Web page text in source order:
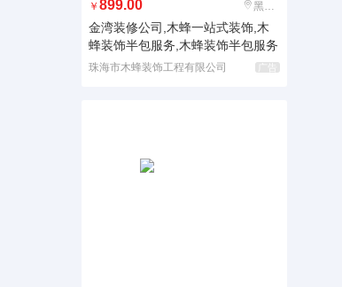
￥ 899.00 黑龙江
金湾装修公司,木蜂一站式装饰,木
蜂装饰半包服务,木蜂装饰半包服务
珠海市木蜂装饰工程有限公司 广告